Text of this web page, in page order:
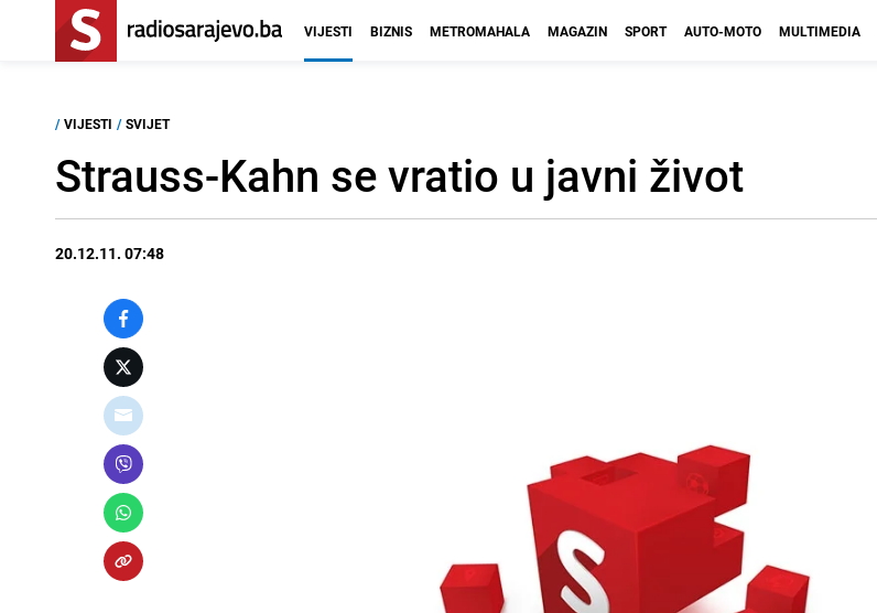
VIJESTI BIZNIS METROMAHALA MAGAZIN SPORT AUTO-MOTO MULTIMEDIA
/ VIJESTI / SVIJET
Strauss-Kahn se vratio u javni život
20.12.11. 07:48